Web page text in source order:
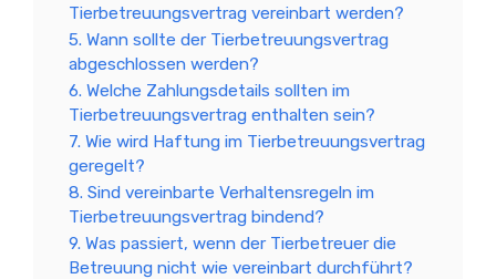
Tierbetreuungsvertrag vereinbart werden?
5. Wann sollte der Tierbetreuungsvertrag
abgeschlossen werden?
6. Welche Zahlungsdetails sollten im
Tierbetreuungsvertrag enthalten sein?
7. Wie wird Haftung im Tierbetreuungsvertrag
geregelt?
8. Sind vereinbarte Verhaltensregeln im
Tierbetreuungsvertrag bindend?
9. Was passiert, wenn der Tierbetreuer die
Betreuung nicht wie vereinbart durchführt?